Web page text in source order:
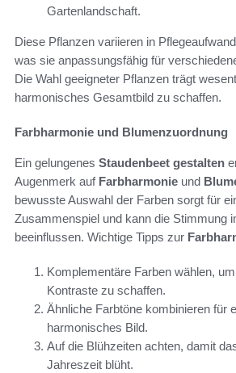
Gartenlandschaft.
Diese Pflanzen variieren in
was sie anpassungsfähig für
Die Wahl geeigneter Pflanzen trägt
harmonisches Gesamtbild zu schaffen.
Farbharmonie und Blumenzuordnung
Ein gelungenes Staudenbeet gestalten
Augenmerk auf Farbharmonie und
bewusste Auswahl der Farben sorgt für
Zusammenspiel und kann die Stimmung
beeinflussen. Wichtige Tipps zur
Komplementäre Farben wählen,
Kontraste zu schaffen.
Ähnliche Farbtöne kombinieren für
harmonisches Bild.
Auf die Blühzeiten achten, damit
Jahreszeit blüht.